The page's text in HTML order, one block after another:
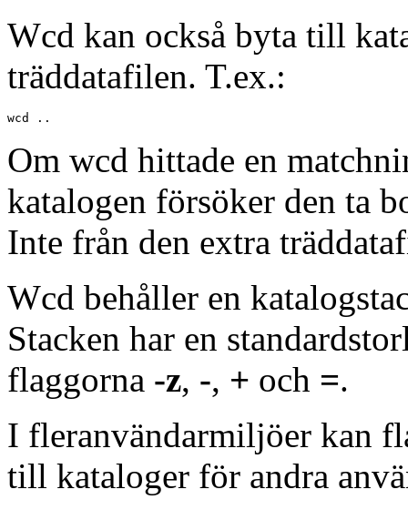
Wcd kan också byta till
träddatafilen. T.ex.:
wcd ..
Om wcd hittade en
katalogen försöker den ta
Inte från den extra
Wcd behåller en
Stacken har en
flaggorna -z, -, + och =.
I fleranvändarmiljöer kan
till kataloger för andra